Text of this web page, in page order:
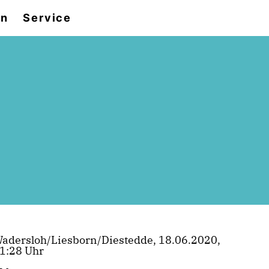
Service
Liesborn/Diestedde, 18.06.2020,
Uhr